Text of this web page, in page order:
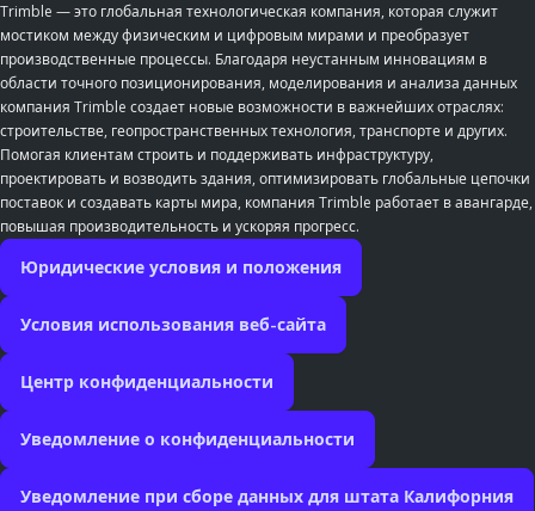
Trimble — это глобальная технологическая компания, которая служит
мостиком между физическим и цифровым мирами и преобразует
производственные процессы. Благодаря неустанным инновациям в
области точного позиционирования, моделирования и анализа данных
компания Trimble создает новые возможности в важнейших отраслях:
строительстве, геопространственных технология, транспорте и других.
Помогая клиентам строить и поддерживать инфраструктуру,
проектировать и возводить здания, оптимизировать глобальные цепочки
поставок и создавать карты мира, компания Trimble работает в авангарде,
повышая производительность и ускоряя прогресс.
Юридические условия и положения
Условия использования веб-сайта
Центр конфиденциальности
Уведомление о конфиденциальности
Уведомление при сборе данных для штата Калифорния